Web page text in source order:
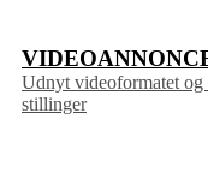
Udnyt videoformatet
stillinger